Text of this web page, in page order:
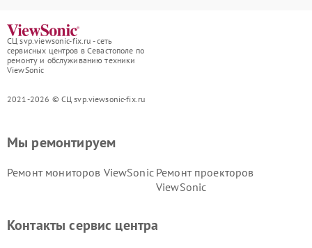
СЦ svp.viewsonic-fix.ru - сеть
сервисных центров в Севастополе по
ремонту и обслуживанию техники
ViewSonic
2021-2026 © СЦ svp.viewsonic-fix.ru
Мы ремонтируем
Ремонт мониторов ViewSonic Ремонт проекторов
ViewSonic
Контакты сервис центра